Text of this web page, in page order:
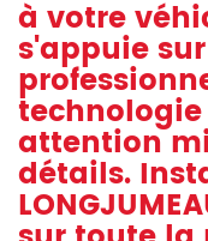
à votre
s'appuie
attention
détails.